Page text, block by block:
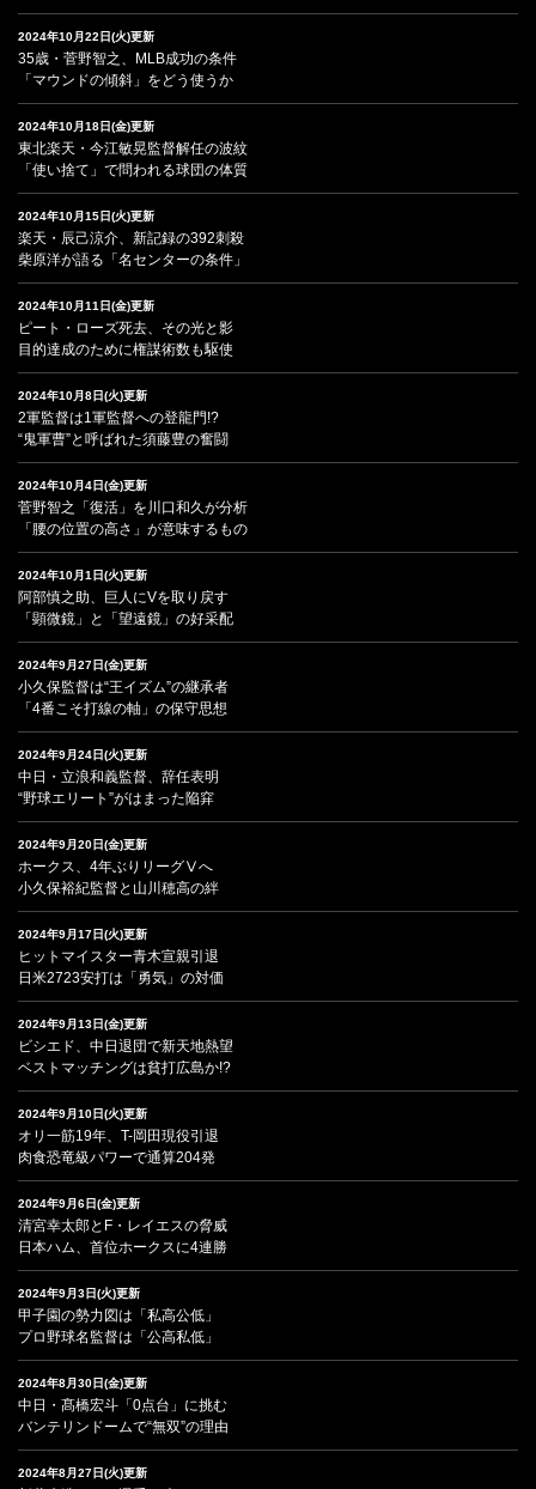
2024年10月22日(火)更新
35歳・菅野智之、MLB成功の条件
「マウンドの傾斜」をどう使うか
2024年10月18日(金)更新
東北楽天・今江敏晃監督解任の波紋
「使い捨て」で問われる球団の体質
2024年10月15日(火)更新
楽天・辰己涼介、新記録の392刺殺
柴原洋が語る「名センターの条件」
2024年10月11日(金)更新
ピート・ローズ死去、その光と影
目的達成のために権謀術数も駆使
2024年10月8日(火)更新
2軍監督は1軍監督への登龍門!?
“鬼軍曹”と呼ばれた須藤豊の奮闘
2024年10月4日(金)更新
菅野智之「復活」を川口和久が分析
「腰の位置の高さ」が意味するもの
2024年10月1日(火)更新
阿部慎之助、巨人にVを取り戻す
「顕微鏡」と「望遠鏡」の好采配
2024年9月27日(金)更新
小久保監督は“王イズム”の継承者
「4番こそ打線の軸」の保守思想
2024年9月24日(火)更新
中日・立浪和義監督、辞任表明
“野球エリート”がはまった陥穽
2024年9月20日(金)更新
ホークス、4年ぶりリーグⅤへ
小久保裕紀監督と山川穂高の絆
2024年9月17日(火)更新
ヒットマイスター青木宣親引退
日米2723安打は「勇気」の対価
2024年9月13日(金)更新
ビシエド、中日退団で新天地熱望
ベストマッチングは貧打広島か!?
2024年9月10日(火)更新
オリ一筋19年、T-岡田現役引退
肉食恐竜級パワーで通算204発
2024年9月6日(金)更新
清宮幸太郎とF・レイエスの脅威
日本ハム、首位ホークスに4連勝
2024年9月3日(火)更新
甲子園の勢力図は「私高公低」
プロ野球名監督は「公高私低」
2024年8月30日(金)更新
中日・髙橋宏斗「0点台」に挑む
バンテリンドームで“無双”の理由
2024年8月27日(火)更新